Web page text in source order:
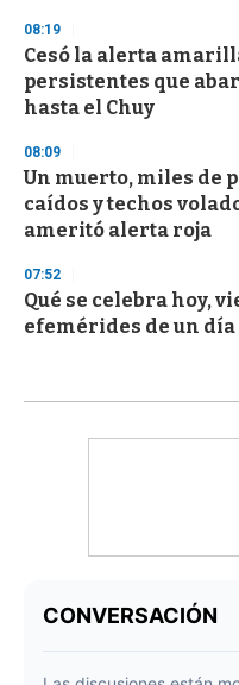
08:19
Cesó la alerta
persistentes que
hasta el Chuy
08:09
Un muerto, miles de
caídos y techos
ameritó alerta roja
07:52
Qué se celebra hoy,
efemérides de un